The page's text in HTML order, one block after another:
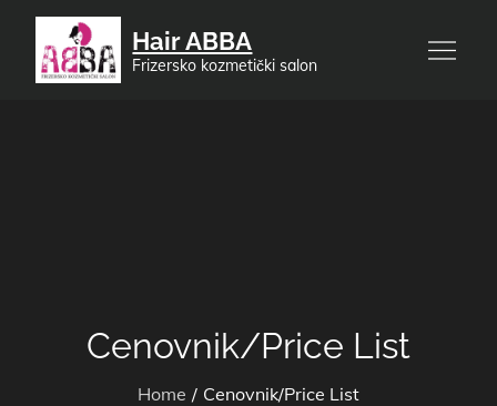
content
Hair ABBA
Frizersko kozmetički salon
Cenovnik/Price List
Home Cenovnik/Price List